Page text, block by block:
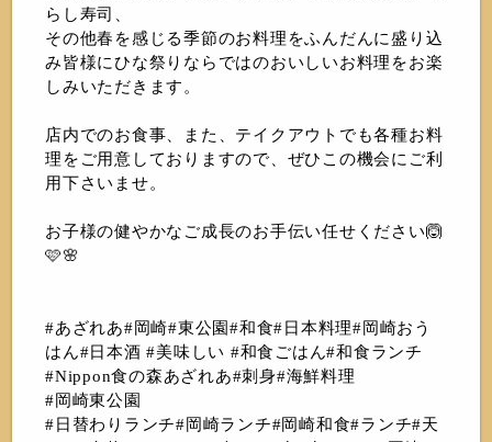
らし寿司、
その他春を感じる季節のお料理をふんだんに盛り込
み皆様にひな祭りならではのおいしいお料理をお楽
しみいただきます。
店内でのお食事、また、テイクアウトでも各種お料
理をご用意しておりますので、ぜひこの機会にご利
用下さいませ。
お子様の健やかなご成長のお手伝い任せください🙆
🩷🌸
#あざれあ#岡崎#東公園#和食#日本料理#岡崎おう
はん#日本酒 #美味しい #和食ごはん#和食ランチ
#Nippon食の森あざれあ#刺身#海鮮料理
#岡崎東公園
#日替わりランチ#岡崎ランチ#岡崎和食#ランチ#天